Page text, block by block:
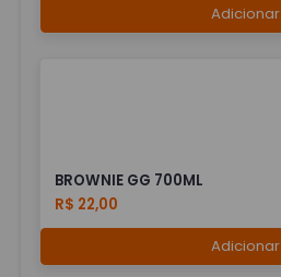
Adicionar
BROWNIE GG 700ML
R$ 22,00
Adicionar